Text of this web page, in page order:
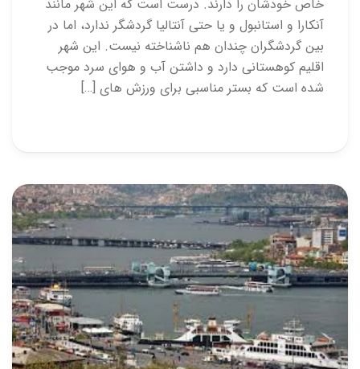
خاص خودشان را دارند. درست است که این شهر مانند
آنکارا و استانبول و یا حتی آنتالیا گردشگر ندارد، اما در
بین گردشگران چندان هم ناشناخته نیست. این شهر
اقلیم کوهستانی دارد و داشتن آب و هوای سرد موجب
شده است که بستر مناسبی برای ورزش های […]